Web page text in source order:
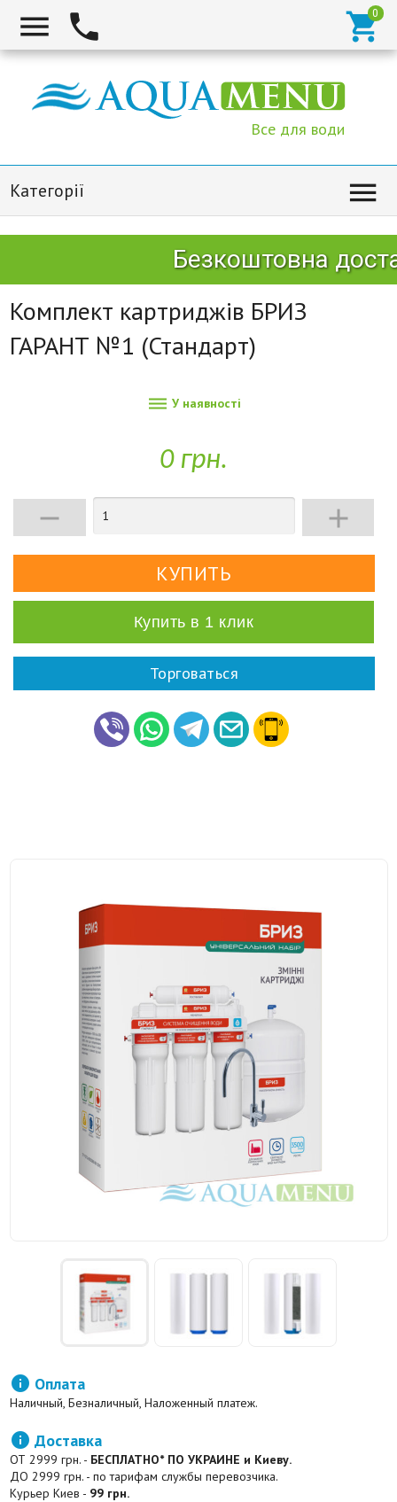
  
Все для води
Категорії 
Безкоштовна
Комплект картриджів БРИЗ
ГАРАНТ №1 (Стандарт)
 У наявності
0 грн.
 
Купить в 1 клик
Торговаться
 Оплата
Наличный, Безналичный, Наложенный платеж.
 Доставка
ОТ 2999 грн. - БЕСПЛАТНО* ПО УКРАИНЕ и Киеву.
ДО 2999 грн. - по тарифам службы перевозчика.
Курьер Киев - 99 грн.